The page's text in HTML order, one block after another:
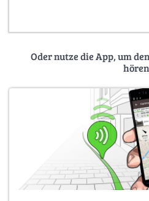
Oder nutze die App, um